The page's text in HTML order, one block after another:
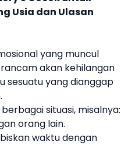
Usia dan Ulasan
yang muncul
akan kehilangan
sesuatu yang dianggap
situasi, misalnya:
orang lain.
waktu dengan